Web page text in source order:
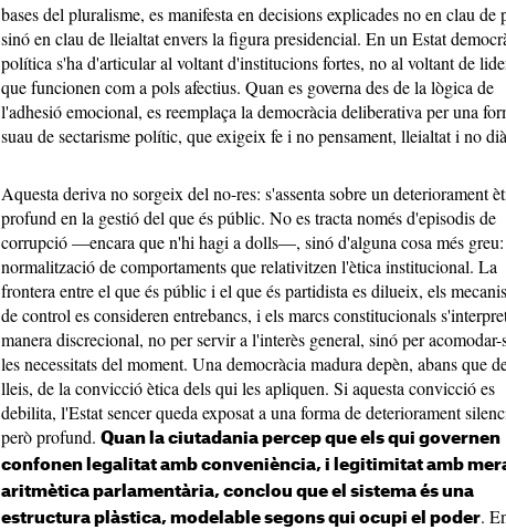
bases del pluralisme, es manifesta en decisions explicades no en clau de
sinó en clau de lleialtat envers la figura presidencial. En un Estat
política s'ha d'articular al voltant d'institucions fortes, no al voltant de
que funcionen com a pols afectius. Quan es governa des de la lògica de
l'adhesió emocional, es reemplaça la democràcia deliberativa per una
suau de sectarisme polític, que exigeix fe i no pensament, lleialtat i no
Aquesta deriva no sorgeix del no-res: s'assenta sobre un deteriorament
profund en la gestió del que és públic. No es tracta només d'episodis de
corrupció —encara que n'hi hagi a dolls—, sinó d'alguna cosa més
normalització de comportaments que relativitzen l'ètica institucional. La
frontera entre el que és públic i el que és partidista es dilueix, els
de control es consideren entrebancs, i els marcs constitucionals
manera discrecional, no per servir a l'interès general, sinó per acomodar-
les necessitats del moment. Una democràcia madura depèn, abans que
lleis, de la convicció ètica dels qui les apliquen. Si aquesta convicció es
debilita, l'Estat sencer queda exposat a una forma de deteriorament
però profund. Quan la ciutadania percep que els qui governen
confonen legalitat amb conveniència, i legitimitat amb
aritmètica parlamentària, conclou que el sistema és una
estructura plàstica, modelable segons qui ocupi el poder.